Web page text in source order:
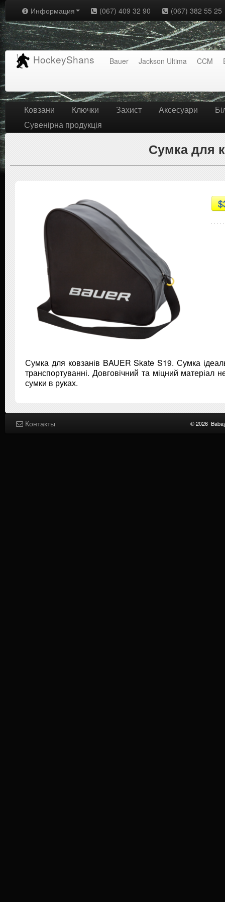
Информация (067) 409 32 90 (067) 382 55 25
HockeyShans Bauer Jackson Ultima CCM
Ковзани Ключки Захист Аксесуари
Сувенірна продукція
Сумка для
Сумка для ковзанів BAUER Skate S19. Сумка
транспортуванні. Довговічний та міцний
сумки в руках.
Контакты © 2026